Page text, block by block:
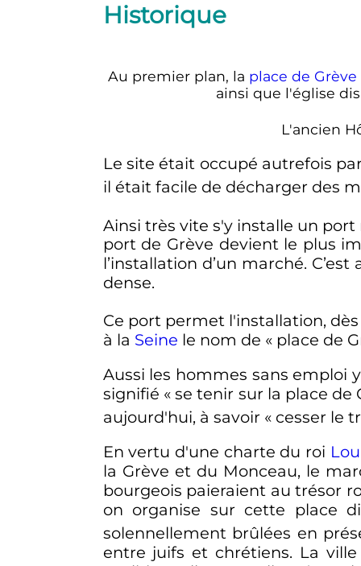
Historique
Au premier plan, la place de Grève
ainsi que l'église
L'ancien
Le site était occupé autrefois
il était facile de décharger des
Ainsi très vite s'y installe un
port de Grève devient le plus
l’installation d’un marché.
dense.
Ce port permet l'installation,
à la Seine le nom de « place de
Aussi les hommes sans emploi
signifié « se tenir sur la place
aujourd'hui, à savoir « cesser le
En vertu d'une charte du roi
la Grève et du Monceau, le
bourgeois paieraient au trésor
on organise sur cette place
solennellement brûlées en
entre juifs et chrétiens. La